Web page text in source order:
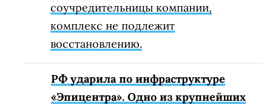
соучредительницы компании,
комплекс не подлежит
восстановлению.
РФ ударила по инфраструктуре
«Эпицентра». Одно из крупнейших